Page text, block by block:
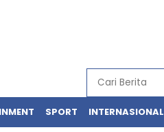
SPORT INTERNASIONAL